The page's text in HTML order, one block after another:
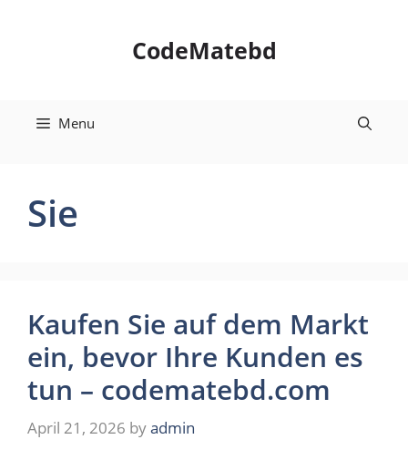
CodeMatebd
Menu
Sie
Kaufen Sie auf dem Markt
ein, bevor Ihre Kunden es
tun – codematebd.com
April 21, 2026 byadmin